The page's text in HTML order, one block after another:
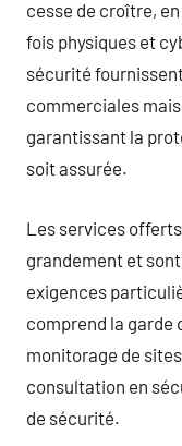
cesse de croître,
fois physiques et
sécurité
commerciales
garantissant la
soit assurée.
Les services
grandement et
exigences
comprend la garde
monitorage de sites
consultation en
de sécurité.